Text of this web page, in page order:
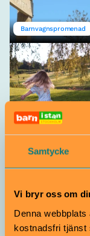
Samtycke
Vi bryr oss om
Denna
kostnadsfri
Barnvagnspromenad
Utflykt